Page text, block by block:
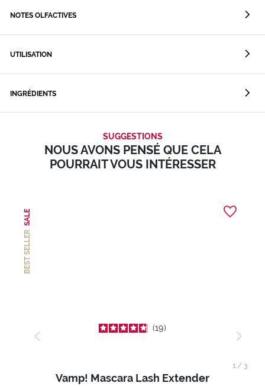
NOTES OLFACTIVES
UTILISATION
INGRÉDIENTS
SUGGESTIONS
NOUS AVONS PENSÉ QUE CELA
POURRAIT VOUS INTÉRESSER
BEST SELLER
SALE
19
Vamp! Mascara Lash Extender
1 / 3